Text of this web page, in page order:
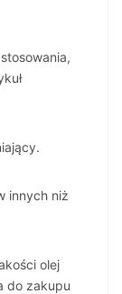
innych niż
olej
do zakupu